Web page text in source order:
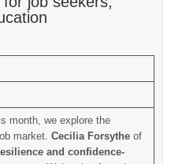
month, we explore the
market. Cecilia Forsytheof
and confidence-